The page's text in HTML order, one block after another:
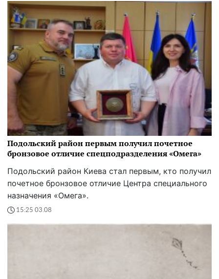
Подольский район первым получил почетное
бронзовое отличие спецподразделения «Омега»
Подольский район Киева стал первым, кто получил
почетное бронзовое отличие Центра специального
назначения «Омега».
15:25 03.08